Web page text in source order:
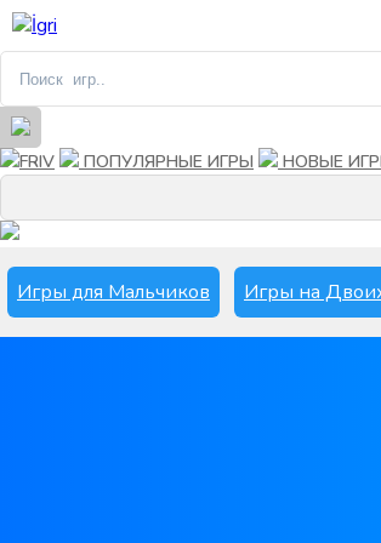
FRIV ПОПУЛЯРНЫЕ ИГРЫ
НОВЫЕ
Игры для Мальчиков Игры на